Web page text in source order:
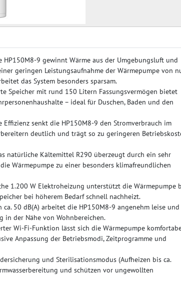
HP150M8-9 gewinnt Wärme aus der Umgebungsluft und
geringen Leistungsaufnahme der Wärmepumpe von
das System besonders sparsam.
Speicher mit rund 150 Litern Fassungsvermögen bietet
– ideal für Duschen, Baden und den
Effizienz senkt die HP150M8-9 den Stromverbrauch im
deutlich und trägt so zu geringeren
natürliche Kältemittel R290 überzeugt durch ein sehr
Wärmepumpe zu einer besonders klimafreundlichen
1.200 W Elektroheizung unterstützt die Wärmepumpe
bei höherem Bedarf schnell nachheizt.
50 dB(A) arbeitet die HP150M8-9 angenehm leise und
der Nähe von Wohnbereichen.
Wi-Fi-Funktion lässt sich die Wärmepumpe
Anpassung der Betriebsmodi, Zeitprogramme und
und Sterilisationsmodus (Aufheizen bis ca.
und schützen vor ungewollten